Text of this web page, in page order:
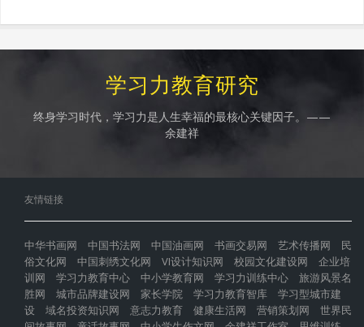
学习力教育研究
终身学习时代，学习力是人生幸福的最核心关键因子。——
余建祥
友情链接
中华书画网 中国书法网 中国油画网 书画交易网 艺术传播网
民
俗文化网
中国刺绣文化网 VI设计知识网 校园文化建设网
企业培
训网
学习力教育中心 中小学教育网 学习力训练中心
旅游风景名
胜网
城市品牌建设网 家长学院 学习力教育智库
学习型城市建
设
域名投资知识网 意志力教育 健康生活网 营销策划网
世界民